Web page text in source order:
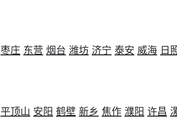
枣庄 东营 烟台 潍坊 济宁 泰安 威海 日
平顶山 安阳 鹤壁 新乡 焦作 濮阳 许昌